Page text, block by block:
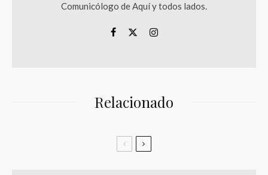
Comunicólogo de Aquí y todos lados.
Relacionado